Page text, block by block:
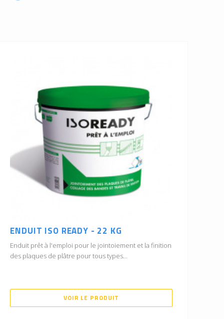
ENDUIT ISO READY - 22 KG
Enduit prêt à l'emploi pour le jointoiement et la finition
des plaques de plâtre pour tous types...
VOIR LE PRODUIT